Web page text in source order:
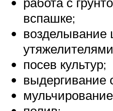
вспашке;
возделывание
посев культур;
выдергивание